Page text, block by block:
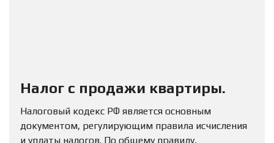
Налог с продажи квартиры.
Налоговый кодекс РФ является основным
документом, регулирующим правила исчисления
и уплаты налогов. По общему правилу,